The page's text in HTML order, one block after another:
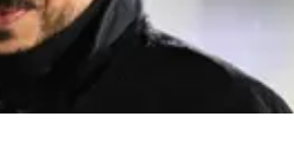
peuvent largement mettre ce prix
de leurs